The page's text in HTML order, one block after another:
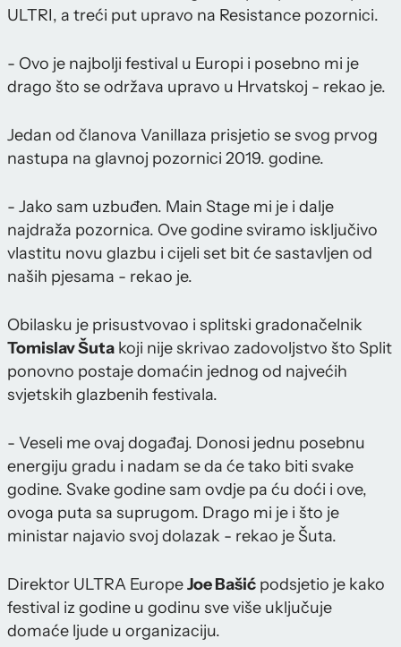
ULTRI, a treći put upravo na Resistance pozornici.
- Ovo je najbolji festival u Europi i posebno mi je
drago što se održava upravo u Hrvatskoj - rekao je.
Jedan od članova Vanillaza prisjetio se svog prvog
nastupa na glavnoj pozornici 2019. godine.
- Jako sam uzbuđen. Main Stage mi je i dalje
najdraža pozornica. Ove godine sviramo isključivo
vlastitu novu glazbu i cijeli set bit će sastavljen od
naših pjesama - rekao je.
Obilasku je prisustvovao i splitski gradonačelnik
Tomislav Šuta koji nije skrivao zadovoljstvo što Split
ponovno postaje domaćin jednog od najvećih
svjetskih glazbenih festivala.
- Veseli me ovaj događaj. Donosi jednu posebnu
energiju gradu i nadam se da će tako biti svake
godine. Svake godine sam ovdje pa ću doći i ove,
ovoga puta sa suprugom. Drago mi je i što je
ministar najavio svoj dolazak - rekao je Šuta.
Direktor ULTRA EuropeJoe Bašić podsjetio je kako
festival iz godine u godinu sve više uključuje
domaće ljude u organizaciju.